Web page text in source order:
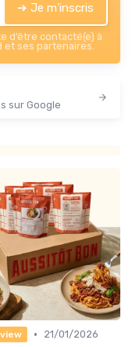
➔ Je m'inscris
d’être contacté(e) à
et ses partenaires.
sur Google
•
21/01/2026